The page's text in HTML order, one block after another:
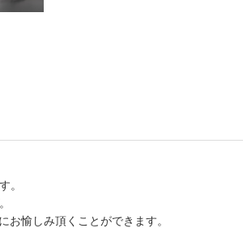
。
愉しみ頂くことができます。